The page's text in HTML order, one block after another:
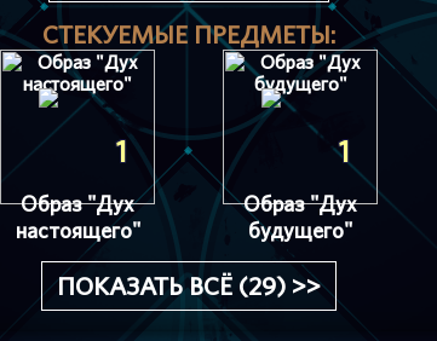
СТЕКУЕМЫЕ ПРЕДМЕТЫ:
1
Образ "Дух
настоящего"
1
Образ "Дух
будущего"
ПОКАЗАТЬ ВСЁ (29) >>